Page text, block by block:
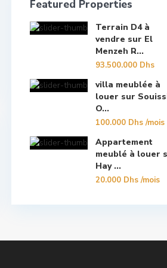
Featured Properties
Terrain D4 à
vendre sur El
Menzeh R...
93.500.000 Dhs
villa meublée à
louer sur
O...
100.000 Dhs/mois
Appartement
meublé à louer
Hay ...
20.000 Dhs/mois